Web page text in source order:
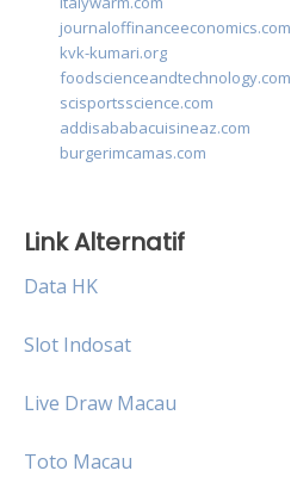
journaloffinanceeconomics.com
kvk-kumari.org
foodscienceandtechnology.com
scisportsscience.com
addisababacuisineaz.com
burgerimcamas.com
Link Alternatif
Data HK
Slot Indosat
Live Draw Macau
Toto Macau